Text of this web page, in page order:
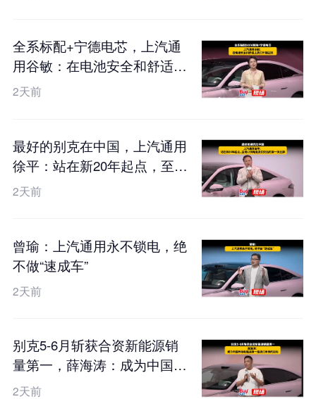
全系标配+宁德电芯，上汽通
用谷敏：在电池安全和舒适上
我们不搞区别
2天前
最好的别克在中国，上汽通用
徐平：站在新20年起点，至境
L7纯电是我们交出的第一张王
2天前
曾瑜：上汽通用永不锁电，绝
不做“速成车”
2天前
别克5-6月斩获合资新能源销
量第一，薛海涛：成为中国市
场新能源第一是我们未来的目
2天前